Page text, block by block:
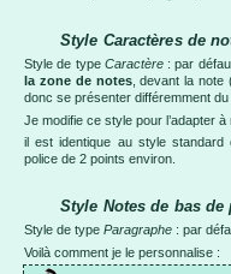
Style Caractères de
Style de type Caractère: par
la zone de notes, devant la note
donc se présenter différemment du
Je modifie ce style pour l’adapter à
il est identique au style
police de 2 points environ.
Style Notes de bas de
Style de type Paragraphe : par
Voilà comment je le personnalise :